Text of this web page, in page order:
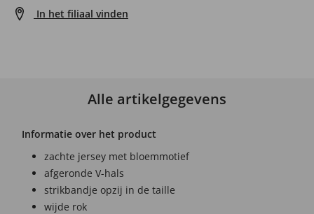
In het filiaal vinden
Alle artikelgegevens
Informatie over het product
zachte jersey met bloemmotief
afgeronde V-hals
strikbandje opzij in de taille
wijde rok